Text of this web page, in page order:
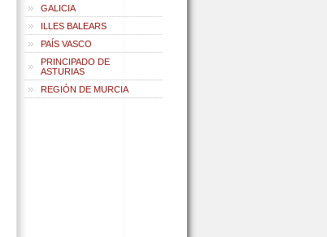
GALICIA
ILLES BALEARS
PAÍS VASCO
PRINCIPADO DE
ASTURIAS
REGIÓN DE MURCIA